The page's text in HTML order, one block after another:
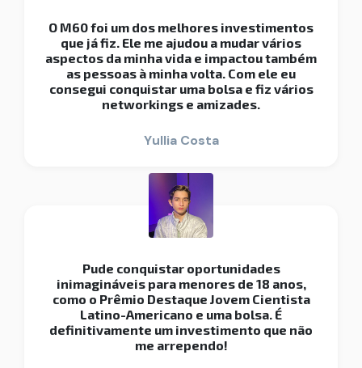
O M60 foi um dos melhores investimentos
que já fiz. Ele me ajudou a mudar vários
aspectos da minha vida e impactou também
as pessoas à minha volta. Com ele eu
consegui conquistar uma bolsa e fiz vários
networkings e amizades.
Yullia Costa
Pude conquistar oportunidades
inimagináveis para menores de 18 anos,
como o Prêmio Destaque Jovem Cientista
Latino-Americano e uma bolsa. É
definitivamente um investimento que não
me arrependo!